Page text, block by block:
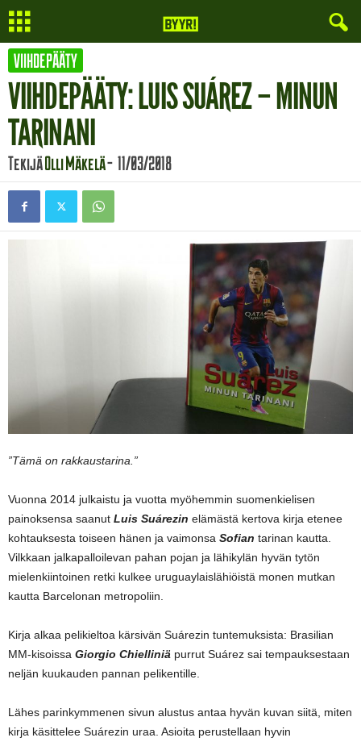
VIIHDEPÄÄTY
VIIHDEPÄÄTY: LUIS SUÁREZ – MINUN
TARINANI
TekijäOlli Mäkelä- 11/03/2018
”Tämä on rakkaustarina.”
Vuonna 2014 julkaistu ja vuotta myöhemmin suomenkielisen
painoksensa saanut Luis Suárezin elämästä kertova kirja etenee
kohtauksesta toiseen hänen ja vaimonsa Sofian tarinan kautta.
Vilkkaan jalkapalloilevan pahan pojan ja lähikylän hyvän tytön
mielenkiintoinen retki kulkee uruguaylaislähiöistä monen mutkan
kautta Barcelonan metropoliin.
Kirja alkaa pelikieltoa kärsivän Suárezin tuntemuksista: Brasilian
MM-kisoissa Giorgio Chielliniä purrut Suárez sai tempauksestaan
neljän kuukauden pannan pelikentille.
Lähes parinkymmenen sivun alustus antaa hyvän kuvan siitä, miten
kirja käsittelee Suárezin uraa. Asioita perustellaan hyvin